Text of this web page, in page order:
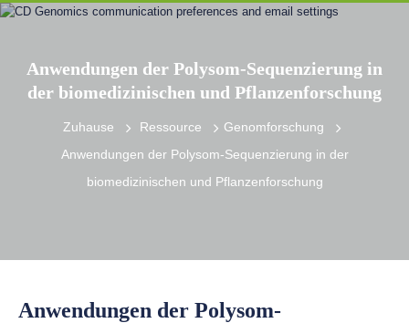
Anwendungen der Polysom-Sequenzierung in
der biomedizinischen und Pflanzenforschung
Zuhause Ressource
Genomforschung
Anwendungen der Polysom-Sequenzierung in der
biomedizinischen und Pflanzenforschung
Anwendungen der Polysom-